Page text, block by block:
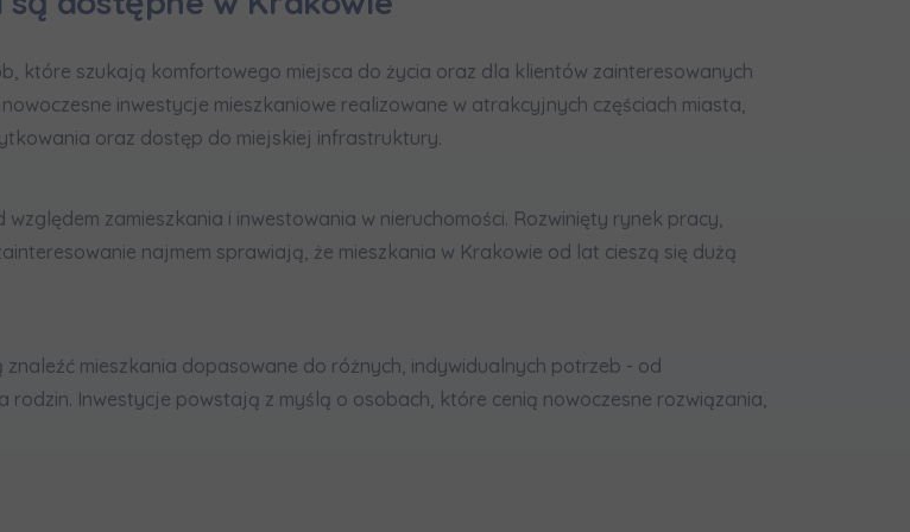
które szukają komfortowego miejsca do życia oraz dla klientów zainteresowanych
inwestycje mieszkaniowe realizowane w atrakcyjnych częściach miasta,
oraz dostęp do miejskiej infrastruktury.
zamieszkania i inwestowania w nieruchomości. Rozwinięty rynek pracy,
najmem sprawiają, że mieszkania w Krakowie od lat cieszą się dużą
mieszkania dopasowane do różnych, indywidualnych potrzeb - od
Inwestycje powstają z myślą o osobach, które cenią nowoczesne rozwiązania,
o najwyższą jakość i... *
informacji handlowych od...
prawo dostępu do treści swoich ... *
posiadaniu znacznego pakietu akcji proszę wysyłać